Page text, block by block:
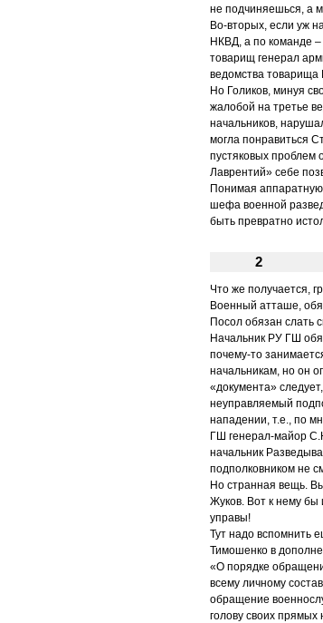
не подчиняешься, а
Во-вторых, если уж
НКВД, а по команде –
товарищ генерал
ведомства
Но Голиков, минуя
жалобой на третье
начальников,
могла понравиться
пустяковых проблем
Лаврентий» себе
Понимая
шефа военной
быть превратно
2
Что же получается,
Военный атташе,
Посол обязан слать
Начальник РУ ГШ
почему-то
начальникам, но он
«документа»
неуправляемый
нападении, т.е., по
ГШ генерал-майор
начальник
подполковником не
Но странная вещь.
Жуков. Вот к нему бы
управы!
Тут надо вспомнить
Тимошенко в
«О порядке
всему личному
обращение
голову своих прямых